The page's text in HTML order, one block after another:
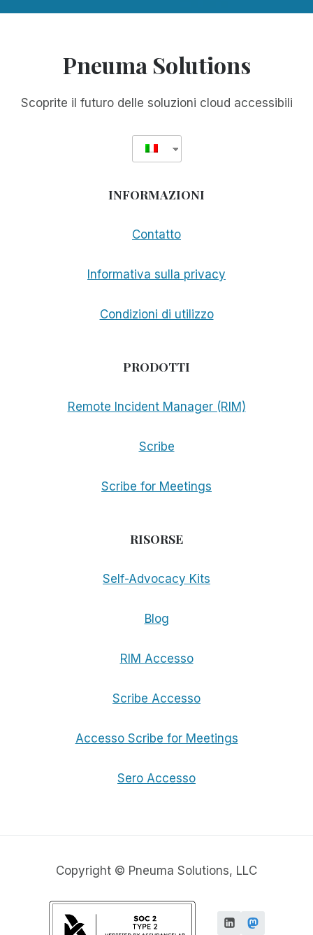
Pneuma Solutions
Scoprite il futuro delle soluzioni cloud accessibili
INFORMAZIONI
Contatto
Informativa sulla privacy
Condizioni di utilizzo
PRODOTTI
Remote Incident Manager (RIM)
Scribe
Scribe for Meetings
RISORSE
Self-Advocacy Kits
Blog
RIM Accesso
Scribe Accesso
Accesso Scribe for Meetings
Sero Accesso
Copyright © Pneuma Solutions, LLC